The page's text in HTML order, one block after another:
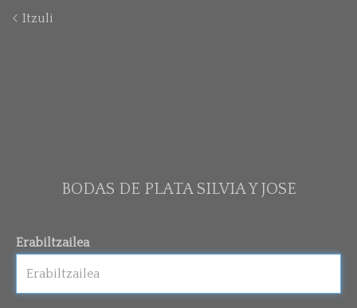
Itzuli
BODAS DE PLATA SILVIA Y JOSE
Erabiltzailea